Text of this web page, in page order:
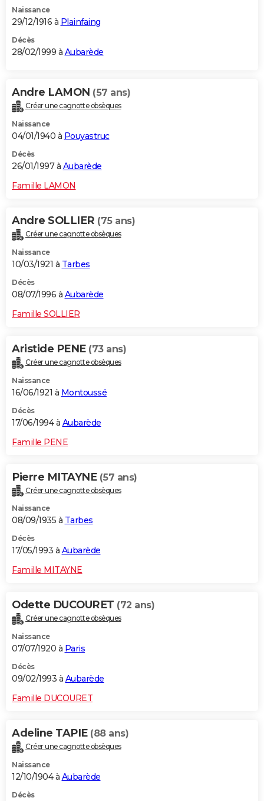
Naissance
29/12/1916 à Plainfaing
Décès
28/02/1999 à Aubarède
Andre LAMON (57 ans)
Créer une cagnotte obsèques
Naissance
04/01/1940 à Pouyastruc
Décès
26/01/1997 à Aubarède
Famille LAMON
Andre SOLLIER (75 ans)
Créer une cagnotte obsèques
Naissance
10/03/1921 à Tarbes
Décès
08/07/1996 à Aubarède
Famille SOLLIER
Aristide PENE (73 ans)
Créer une cagnotte obsèques
Naissance
16/06/1921 à Montoussé
Décès
17/06/1994 à Aubarède
Famille PENE
Pierre MITAYNE (57 ans)
Créer une cagnotte obsèques
Naissance
08/09/1935 à Tarbes
Décès
17/05/1993 à Aubarède
Famille MITAYNE
Odette DUCOURET (72 ans)
Créer une cagnotte obsèques
Naissance
07/07/1920 à Paris
Décès
09/02/1993 à Aubarède
Famille DUCOURET
Adeline TAPIE (88 ans)
Créer une cagnotte obsèques
Naissance
12/10/1904 à Aubarède
Décès